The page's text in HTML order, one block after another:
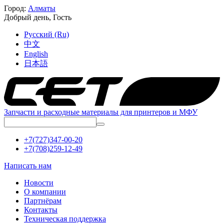
Город: Алматы
Добрый день, Гость
Русский (Ru)
中文
English
日本語
Запчасти и расходные материалы для принтеров и МФУ
+7(727)347-00-20
+7(708)259-12-49
Написать нам
Новости
О компании
Партнёрам
Контакты
Техническая поддержка